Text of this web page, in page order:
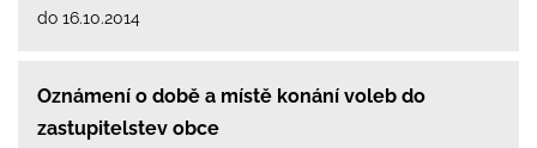
do 16.10.2014
Oznámení o době a místě konání voleb do
zastupitelstev obce